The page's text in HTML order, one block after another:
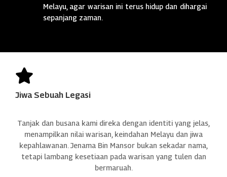
Melayu, agar warisan ini terus hidup dan dihargai
sepanjang zaman.

Jiwa Sebuah Legasi
Tanjak dan busana kami direka dengan identiti yang jelas,
menampilkan nilai warisan, keindahan Melayu dan jiwa
kepahlawanan. Jenama Bin Mansor bukan sekadar nama,
tetapi lambang kesetiaan pada warisan yang tulen dan
bermaruah.